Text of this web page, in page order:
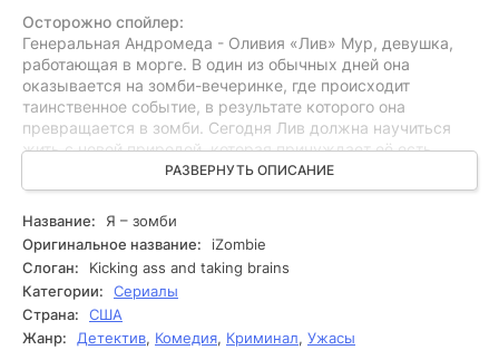
Осторожно спойлер:
Генеральная Андромеда - Оливия «Лив» Мур, девушка,
работающая в морге. В один из обычных дней она
оказывается на зомби-вечеринке, где происходит
таинственное событие, в результате которого она
превращается в зомби. Сегодня Лив должна научиться
жить с новой природой, которая принуждает её есть
мозги. В ходе этого процесса она обнаруживает, что
употребление мозгов помогает ей получать воспоминания
и внешности их владельцев. Это открытие становится
использовать свои способности для помощи в
расследованиях. Она начинает сотрудничать с
детективом Клэем, который не подозревает о её тайне.
Вместе они расследуют убийства и раскрывают
преступления, используя информацию, полученную от
РАЗВЕРНУТЬ ОПИСАНИЕ
Название:
Я – зомби
Оригинальное название:
iZombie
Слоган:
Kicking ass and taking brains
Категории:
Сериалы
Страна:
США
Жанр:
Детектив, Комедия, Криминал, Ужасы